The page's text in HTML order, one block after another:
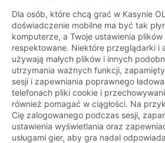
Dla osób, które chcą grać w Kasynie
doświadczenie mobilne ma być tak
komputerze, a Twoje ustawienia
respektowane. Niektóre przeglądarki i
używają małych plików i innych
utrzymania ważnych funkcji,
sesji i zapewniania poprawnego
telefonach pliki cookie i
również pomagać w ciągłości. Na
Cię zalogowanego podczas sesji,
ustawienia wyświetlania oraz
usługami gier, aby gra nadal